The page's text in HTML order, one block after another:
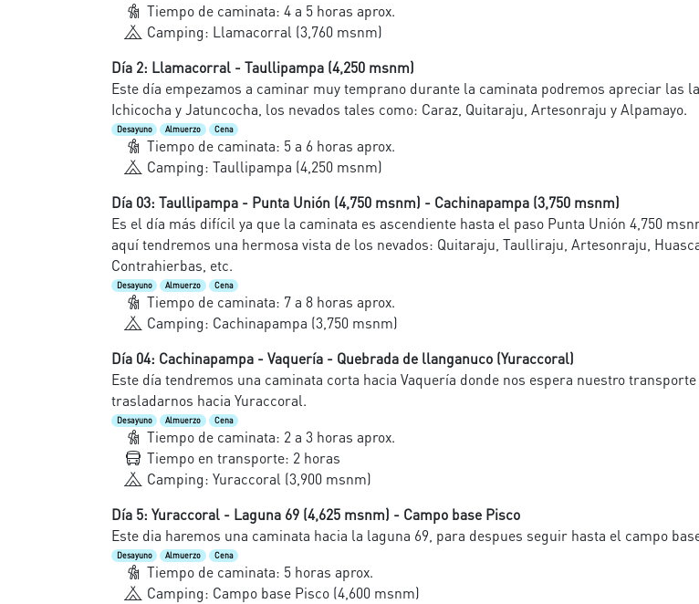
Tiempo de caminata: 4 a 5 horas aprox.
Camping: Llamacorral (3,760 msnm)
Día 2: Llamacorral - Taullipampa (4,250 msnm)
Este día empezamos a caminar muy temprano durante la caminata podremos apreciar las
Ichicocha y Jatuncocha, los nevados tales como: Caraz, Quitaraju, Artesonraju y Alpamayo.
Desayuno Almuerzo Cena
Tiempo de caminata: 5 a 6 horas aprox.
Camping: Taullipampa (4,250 msnm)
Día 03: Taullipampa - Punta Unión (4,750 msnm) - Cachinapampa (3,750 msnm)
Es el día más difícil ya que la caminata es ascendiente hasta el paso Punta Unión 4,750
aquí tendremos una hermosa vista de los nevados: Quitaraju, Taulliraju, Artesonraju,
Contrahierbas, etc.
Desayuno Almuerzo Cena
Tiempo de caminata: 7 a 8 horas aprox.
Camping: Cachinapampa (3,750 msnm)
Día 04: Cachinapampa - Vaquería - Quebrada de llanganuco (Yuraccoral)
Este día tendremos una caminata corta hacia Vaquería donde nos espera nuestro
trasladarnos hacia Yuraccoral.
Desayuno Almuerzo Cena
Tiempo de caminata: 2 a 3 horas aprox.
Tiempo en transporte: 2 horas
Camping: Yuraccoral (3,900 msnm)
Día 5: Yuraccoral - Laguna 69 (4,625 msnm) - Campo base Pisco
Este dia haremos una caminata hacia la laguna 69, para despues seguir hasta el campo
Desayuno Almuerzo Cena
Tiempo de caminata: 5 horas aprox.
Camping: Campo base Pisco (4,600 msnm)